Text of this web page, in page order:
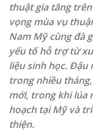
thuật gia tăng
vọng mùa vụ
Nam Mỹ cùng đà
yếu tố hỗ trợ từ
liệu sinh học. Đậu
trong nhiều
mới, trong khi lúa
hoạch tại Mỹ và
thiện.